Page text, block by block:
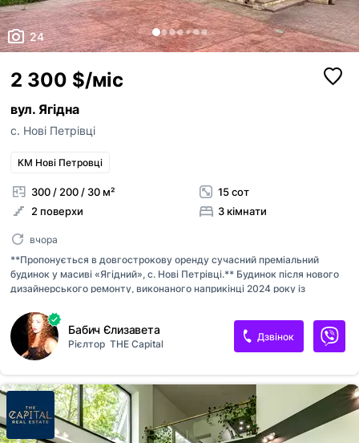
24
2 300 $/міс
вул. Ягідна
с. Нові Петрівці
КМ Нові Петровці
300 / 200 / 30 м²
2 поверхи
15 сот
3 кімнати
вчора
**Пропонується в довгострокову оренду сучасний преміальний
будинок у масиві «Ягідний», с. Нові Петрівці.** Будинок після нового
дизайнерського ремонту, виконаного наприкінці 2024 року із
меблями та сучасною побутовою технікою, готовий до комфортного
проживання. ### Планування основного будинку **Перший поверх:**
* простора кухня-їдальня; * світла вітальня з виходом на закриту
терасу; * санвузол; * гардеробна; * гараж; * котельня; * великий льох.
**Другий поверх:** * три окремі спальні; * простора гардеробна; *
велика ванна кімната. Для максимального комфорту перший поверх
обладнаний водяною теплою підлогою, а санвузли —...
Бабич Єлизавета
Рієлтор THE Capital
Дзвінок